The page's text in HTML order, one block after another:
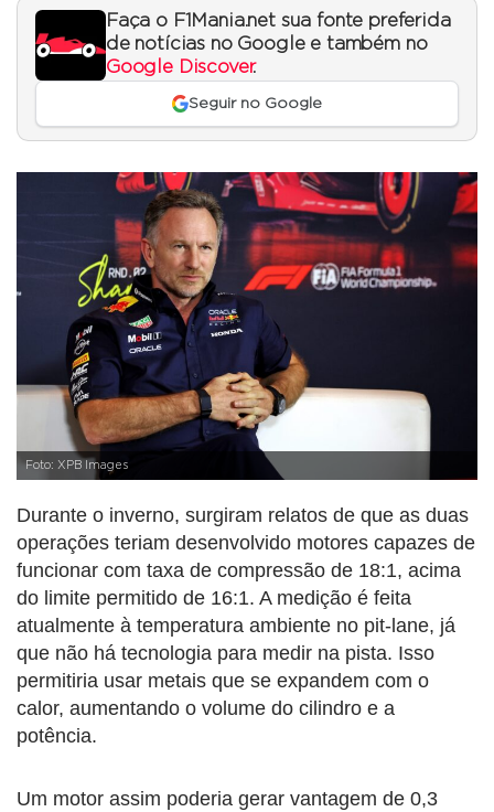
Faça o F1Mania.net sua fonte preferida
de notícias no Google e também no
Google Discover.
Seguir no Google
Foto: XPB Images
Durante o inverno, surgiram relatos de que as duas
operações teriam desenvolvido motores capazes de
funcionar com taxa de compressão de 18:1, acima
do limite permitido de 16:1. A medição é feita
atualmente à temperatura ambiente no pit-lane, já
que não há tecnologia para medir na pista. Isso
permitiria usar metais que se expandem com o
calor, aumentando o volume do cilindro e a
potência.
Um motor assim poderia gerar vantagem de 0,3